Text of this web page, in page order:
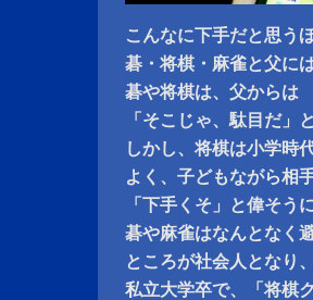
こんなに下手だと思う
碁・将棋・麻雀と父に
碁や将棋は、父からは
「そこじゃ、駄目だ」
しかし、将棋は小学時
よく、子どもながら相
「下手くそ」と偉そう
碁や麻雀はなんとなく
ところが社会人となり
私立大学卒で、「将棋